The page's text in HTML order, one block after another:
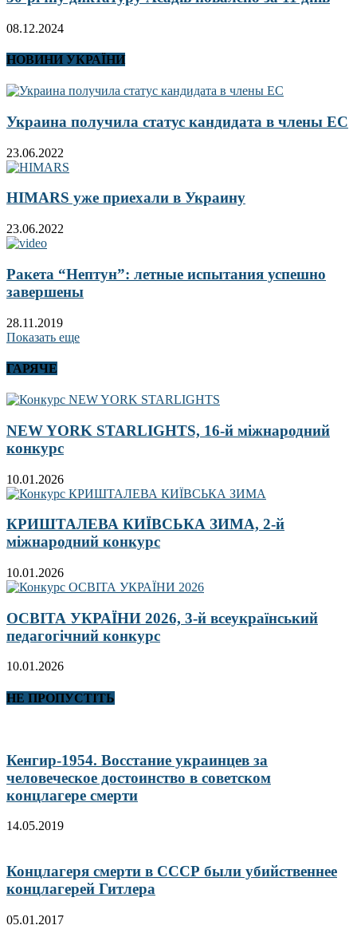
08.12.2024
НОВИНИ УКРАЇНИ
Украина получила статус кандидата в члены ЕС
23.06.2022
HIMARS уже приехали в Украину
23.06.2022
Ракета “Нептун”: летные испытания успешно
завершены
28.11.2019
Показать еще
ГАРЯЧЕ
NEW YORK STARLIGHTS, 16-й міжнародний
конкурс
10.01.2026
КРИШТАЛЕВА КИЇВСЬКА ЗИМА, 2-й
міжнародний конкурс
10.01.2026
ОСВІТА УКРАЇНИ 2026, 3-й всеукраїнський
педагогічний конкурс
10.01.2026
НЕ ПРОПУСТІТЬ
Кенгир-1954. Восстание украинцев за
человеческое достоинство в советском
концлагере смерти
14.05.2019
Концлагеря смерти в СССР были убийственнее
концлагерей Гитлера
05.01.2017